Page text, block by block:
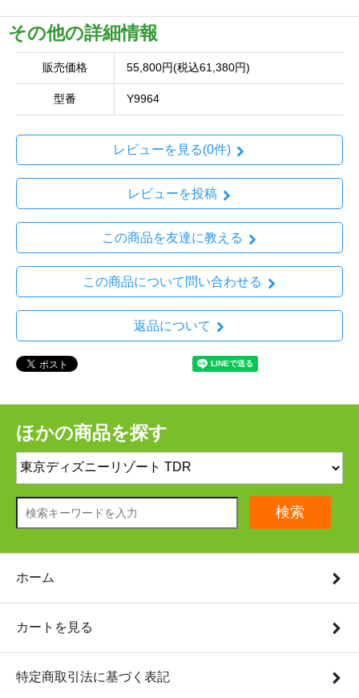
その他の詳細情報
販売価格 55,800円(税込61,380円)
型番 Y9964
レビューを見る(0件)
レビューを投稿
この商品を友達に教える
この商品について問い合わせる
返品について
ほかの商品を探す
検索
ホーム
カートを見る
特定商取引法に基づく表記